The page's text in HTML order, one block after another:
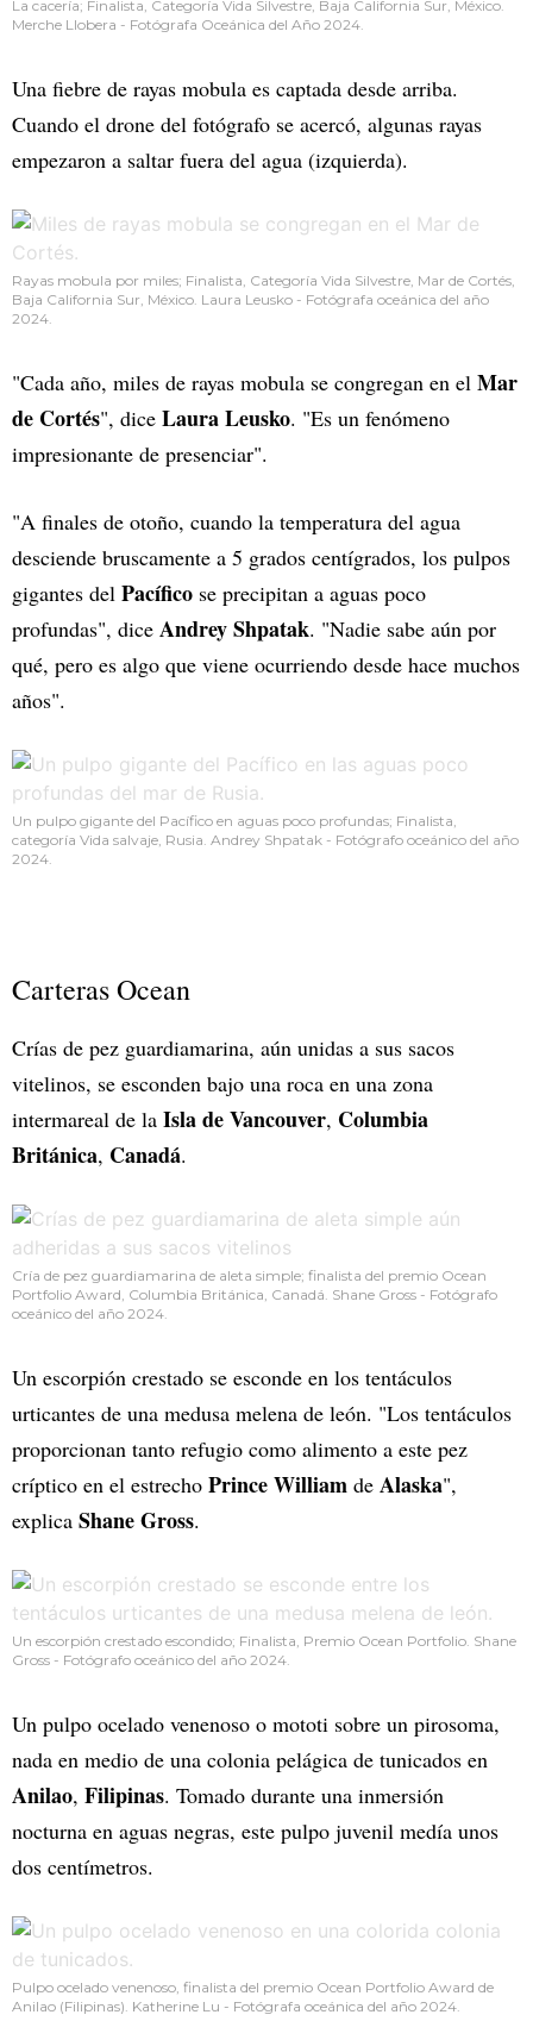
La cacería; Finalista, Categoría Vida Silvestre, Baja California Sur, México.
Merche Llobera - Fotógrafa Oceánica del Año 2024.
Una fiebre de rayas mobula es captada desde arriba.
Cuando el drone del fotógrafo se acercó, algunas rayas
empezaron a saltar fuera del agua (izquierda).
Rayas mobula por miles; Finalista, Categoría Vida Silvestre, Mar de Cortés,
Baja California Sur, México. Laura Leusko - Fotógrafa oceánica del año
2024.
"Cada año, miles de rayas mobula se congregan en el Mar
de Cortés", dice Laura Leusko. "Es un fenómeno
impresionante de presenciar".
"A finales de otoño, cuando la temperatura del agua
desciende bruscamente a 5 grados centígrados, los pulpos
gigantes del Pacífico se precipitan a aguas poco
profundas", dice Andrey Shpatak. "Nadie sabe aún por
qué, pero es algo que viene ocurriendo desde hace muchos
años".
Un pulpo gigante del Pacífico en aguas poco profundas; Finalista,
categoría Vida salvaje, Rusia. Andrey Shpatak - Fotógrafo oceánico del año
2024.
Carteras Ocean
Crías de pez guardiamarina, aún unidas a sus sacos
vitelinos, se esconden bajo una roca en una zona
intermareal de la Isla de Vancouver, Columbia
Británica, Canadá.
Cría de pez guardiamarina de aleta simple; finalista del premio Ocean
Portfolio Award, Columbia Británica, Canadá. Shane Gross - Fotógrafo
oceánico del año 2024.
Un escorpión crestado se esconde en los tentáculos
urticantes de una medusa melena de león. "Los tentáculos
proporcionan tanto refugio como alimento a este pez
críptico en el estrecho Prince William de Alaska",
explica Shane Gross.
Un escorpión crestado escondido; Finalista, Premio Ocean Portfolio. Shane
Gross - Fotógrafo oceánico del año 2024.
Un pulpo ocelado venenoso o mototi sobre un pirosoma,
nada en medio de una colonia pelágica de tunicados en
Anilao, Filipinas. Tomado durante una inmersión
nocturna en aguas negras, este pulpo juvenil medía unos
dos centímetros.
Pulpo ocelado venenoso, finalista del premio Ocean Portfolio Award de
Anilao (Filipinas). Katherine Lu - Fotógrafa oceánica del año 2024.